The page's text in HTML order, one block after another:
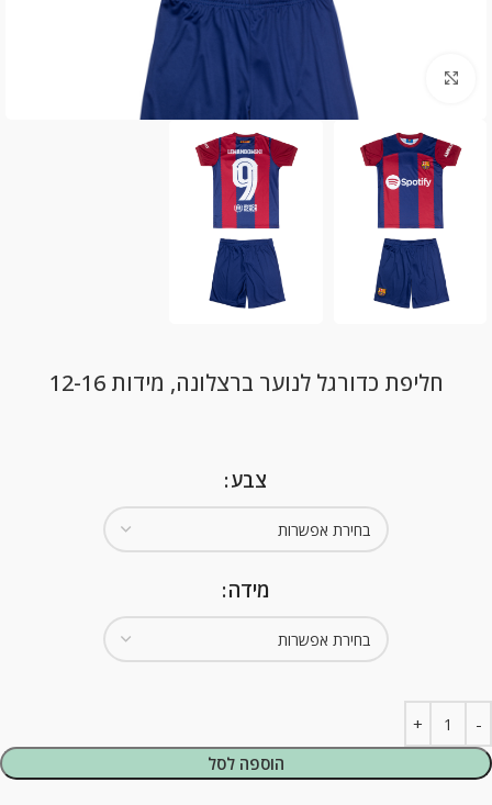
חליפת כדורגל לנוער ברצלונה, מידות 12-16
צבע
מידה
הוספה לסל
Click to enlarge